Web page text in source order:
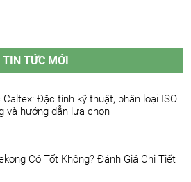
TIN TỨC MỚI
Đặc tính kỹ thuật, phân loại ISO
và hướng dẫn lựa chọn
Có Tốt Không? Đánh Giá Chi Tiết